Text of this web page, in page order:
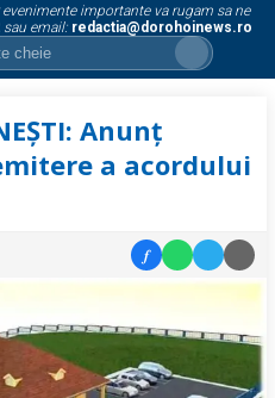
importante va rugam sa ne
sau email: redactia@dorohoinews.ro
Anunț
a acordului
f